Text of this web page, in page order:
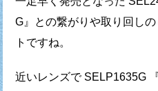
G』との繋がりや取り回し
トですね。
近いレンズで SELP1635G